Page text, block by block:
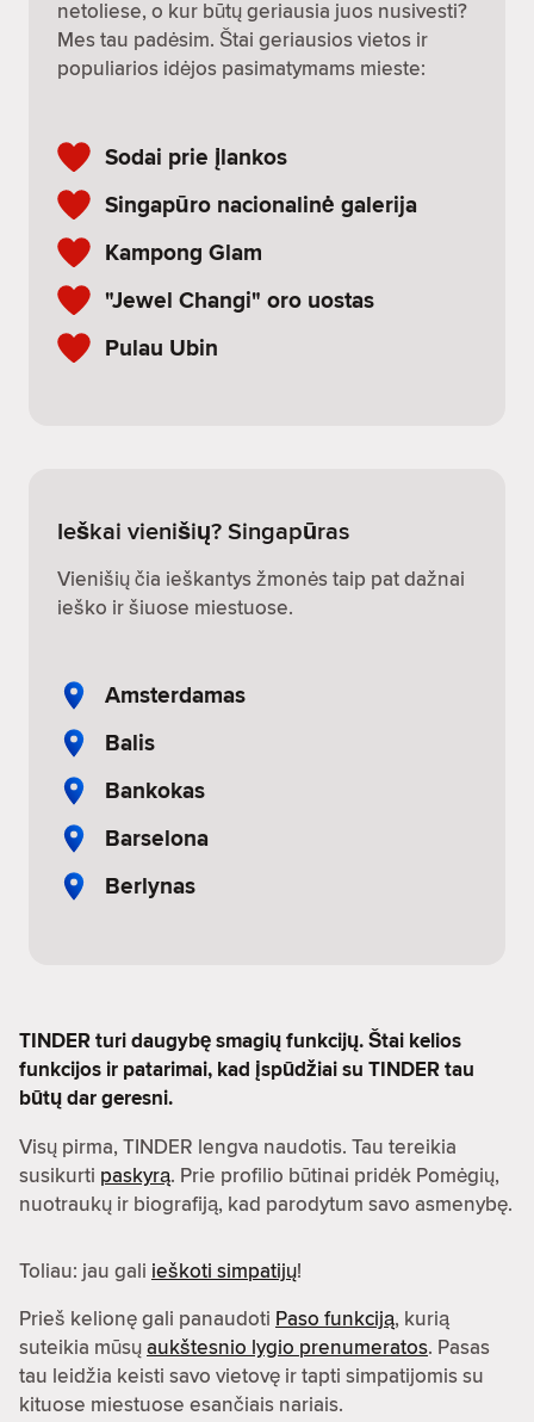
netoliese, o kur būtų geriausia juos nusivesti?
Mes tau padėsim. Štai geriausios vietos ir
populiarios idėjos pasimatymams mieste:
Sodai prie įlankos
Singapūro nacionalinė galerija
Kampong Glam
"Jewel Changi" oro uostas
Pulau Ubin
Ieškai vienišių? Singapūras
Vienišių čia ieškantys žmonės taip pat dažnai
ieško ir šiuose miestuose.
Amsterdamas
Balis
Bankokas
Barselona
Berlynas
TINDER turi daugybę smagių funkcijų. Štai kelios
funkcijos ir patarimai, kad įspūdžiai su TINDER tau
būtų dar geresni.
Visų pirma, TINDER lengva naudotis. Tau tereikia
susikurti paskyrą. Prie profilio būtinai pridėk Pomėgių,
nuotraukų ir biografiją, kad parodytum savo asmenybę.
Toliau: jau gali ieškoti simpatijų!
Prieš kelionę gali panaudoti Paso funkciją, kurią
suteikia mūsųaukštesnio lygio prenumeratos. Pasas
tau leidžia keisti savo vietovę ir tapti simpatijomis su
kituose miestuose esančiais nariais.